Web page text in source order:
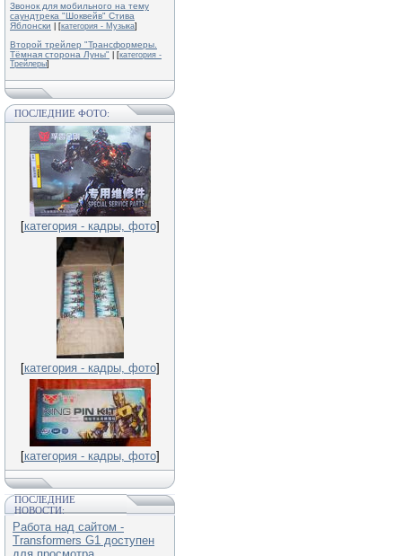
Звонок для мобильного на тему
саундтрека "Шоквейв" Стива
Яблонски
| [категория - Музыка]
Второй трейлер "Трансформеры.
Тёмная сторона Луны"
| [категория -
Трейлеры]
ПОСЛЕДНИЕ ФОТО:
[категория - кадры, фото]
[категория - кадры, фото]
[категория - кадры, фото]
ПОСЛЕДНИЕ
НОВОСТИ:
Работа над сайтом -
Transformers G1 доступен